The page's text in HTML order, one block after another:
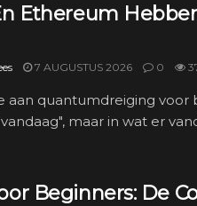
Ethereum
7 AUGUSTUS 2026 0
aan quantumdreiging voor
maar in wat er
Beginners: De